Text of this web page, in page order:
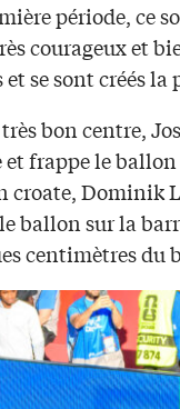
période, ce
courageux et
et se sont créés
bon centre,
frappe le
croate, Dominik
ballon sur la
centimètres du